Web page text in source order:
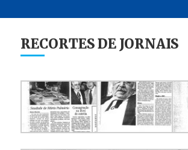
RECORTES DE JORNAIS